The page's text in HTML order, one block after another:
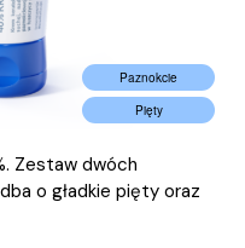
Paznokcie
Pięty
Zestaw dwóch
o gładkie pięty oraz